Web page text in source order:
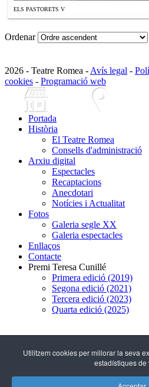
ELS PASTORETS V
Ordenar
2026 - Teatre Romea - Avís legal -
cookies - Programació web
Portada
Història
El Teatre Romea
Consells d'administració
Arxiu digital
Espectacles
Recaptacions
Anecdotari
Notícies i Actualitat
Fotos
Galeria segle XX
Galeria espectacles
Enllaços
Contacte
Premi Teresa Cunillé
Primera edició (2019)
Segona edició (2021)
Tercera edició (2023)
Quarta edició (2025)
(08001 -
Utilitzem cookies per millorar la seva
estadístiques de